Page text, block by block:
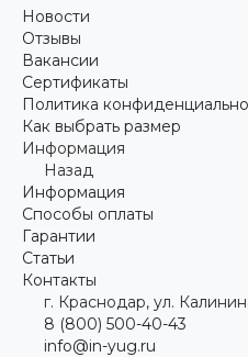
Новости
Отзывы
Вакансии
Сертификаты
Политика
Как выбрать размер
Информация
Назад
Информация
Способы оплаты
Гарантии
Статьи
Контакты
г. Краснодар, ул.
8 (800) 500-40-43
info@in-yug.ru